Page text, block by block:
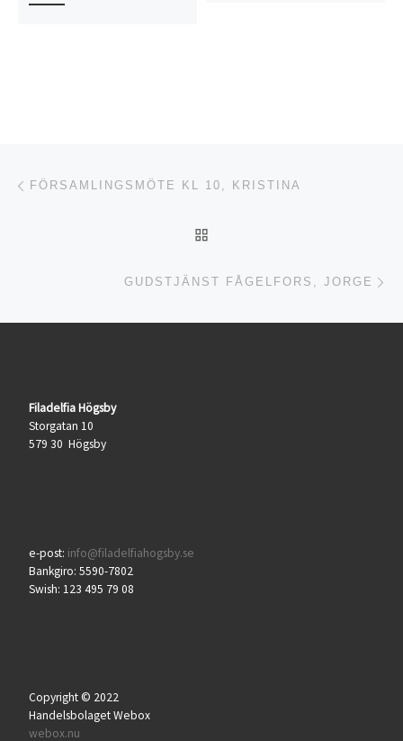
Inläggsnavigering
FÖRSAMLINGSMÖTE KL 10, KRISTINA
GUDSTJÄNST FÅGELFORS, JORGE
Filadelfia Högsby
Storgatan 10
579 30 Högsby
e-post: info@filadelfiahogsby.se
Bankgiro: 5590-7802
Swish: 123 495 79 08
Copyright © 2022
Handelsbolaget Webox
webox.nu